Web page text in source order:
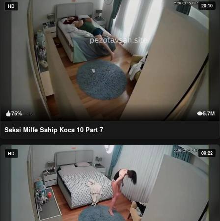
HD 20:10
75% 5.7M
Seksi Milfe Sahip Koca 10 Part 7
HD 09:22